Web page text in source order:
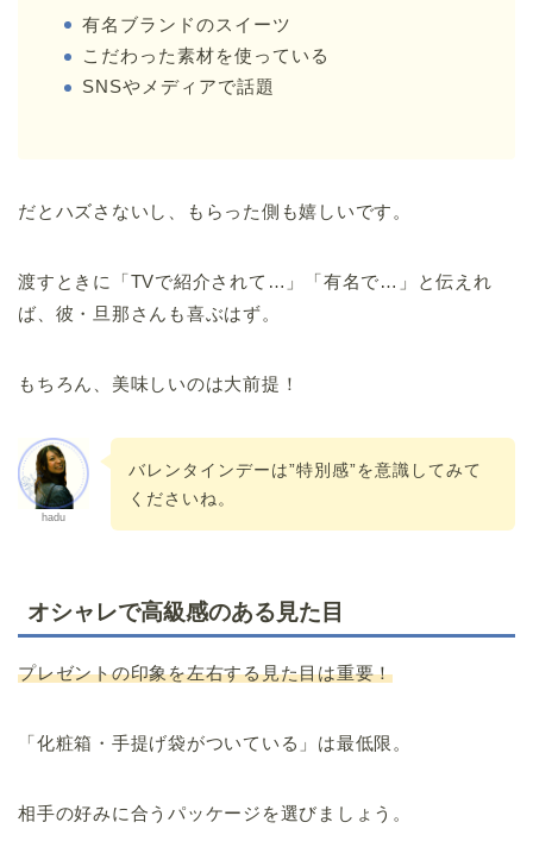
有名ブランドのスイーツ
こだわった素材を使っている
SNSやメディアで話題
だとハズさないし、もらった側も嬉しいです。
渡すときに「TVで紹介されて…」「有名で…」と伝えれ
ば、彼・旦那さんも喜ぶはず。
もちろん、美味しいのは大前提！
hadu
バレンタインデーは”特別感”を意識してみて
くださいね。
オシャレで高級感のある見た目
プレゼントの印象を左右する見た目は重要！
「化粧箱・手提げ袋がついている」は最低限。
相手の好みに合うパッケージを選びましょう。